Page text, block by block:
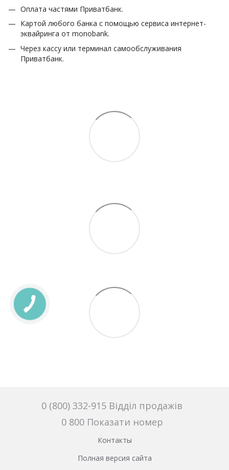
Оплата частями Приватбанк.
Картой любого банка с помощью сервиса интернет-
эквайринга от monobank.
Через кассу или терминал самообслуживания
Приватбанк.
0 (800) 332-915 Відділ продажів
0 800 Показати номер
Контакты
Полная версия сайта